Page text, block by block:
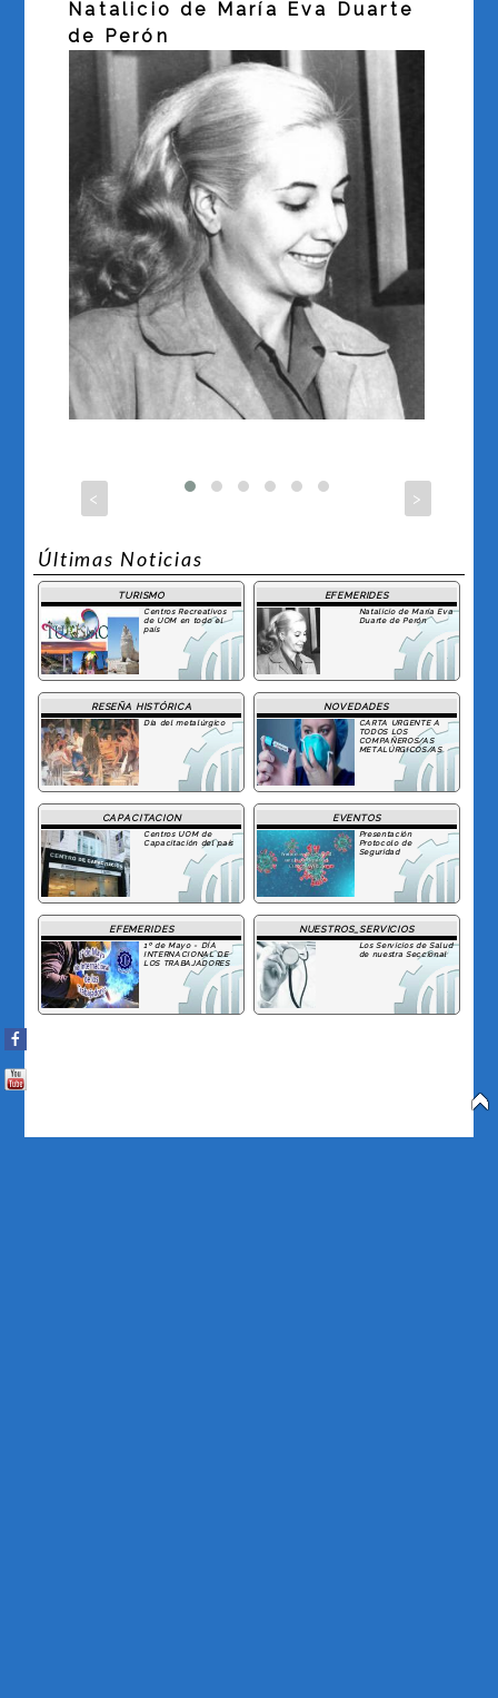
Natalicio de María Eva Duarte
de Perón
< >
Últimas Noticias
TURISMO
Centros Recreativos
de UOM en todo el
país
EFEMERIDES
Natalicio de María Eva
Duarte de Perón
RESEÑA HISTÓRICA
Día del metalúrgico
NOVEDADES
CARTA URGENTE A
TODOS LOS
COMPAÑEROS/AS
METALÚRGICOS/AS
CAPACITACION
Centros UOM de
Capacitación del país
EVENTOS
Presentación
Protocolo de
Seguridad
EFEMERIDES
1º de Mayo - DÍA
INTERNACIONAL DE
LOS TRABAJADORES
NUESTROS_SERVICIOS
Los Servicios de Salud
de nuestra Seccional